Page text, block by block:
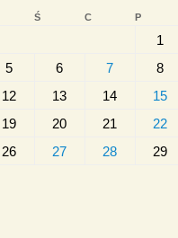
Ś C P
1
5 6 7 8
12 13 14 15
19 20 21 22
26 27 28 29